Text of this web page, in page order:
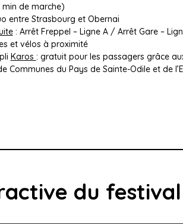
min de marche)
entre Strasbourg et Obernai
: Arrêt Freppel – Ligne A / Arrêt Gare –
et vélos à proximité
Karos : gratuit pour les passagers grâce
Communes du Pays de Sainte-Odile et de
du